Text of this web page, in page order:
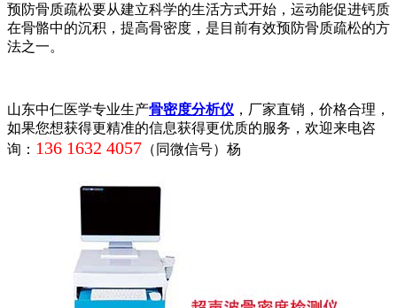
预防骨质疏松要从建立科学的生活方式开始，运动能促进钙质
在骨骼中的沉积，提高骨密度，是目前有效预防骨质疏松的方
法之一。
山东中仁医学专业生产骨密度分析仪 ，厂家直销，价格合理，
如果您想获得更精准的信息获得更优质的服务，欢迎来电咨
询： 136 1632 4057 （同微信号）杨